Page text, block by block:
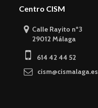
Centro CISM
Calle Rayito nº3
29012 Málaga
614 42 44 52
cism@cismalaga.es